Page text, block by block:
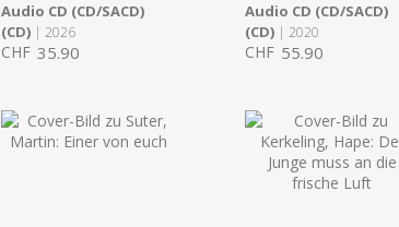
Audio CD (CD/SACD)
(CD) | 2026
CHF 35.90
Audio CD (CD/SACD)
(CD)| 2020
CHF 55.90